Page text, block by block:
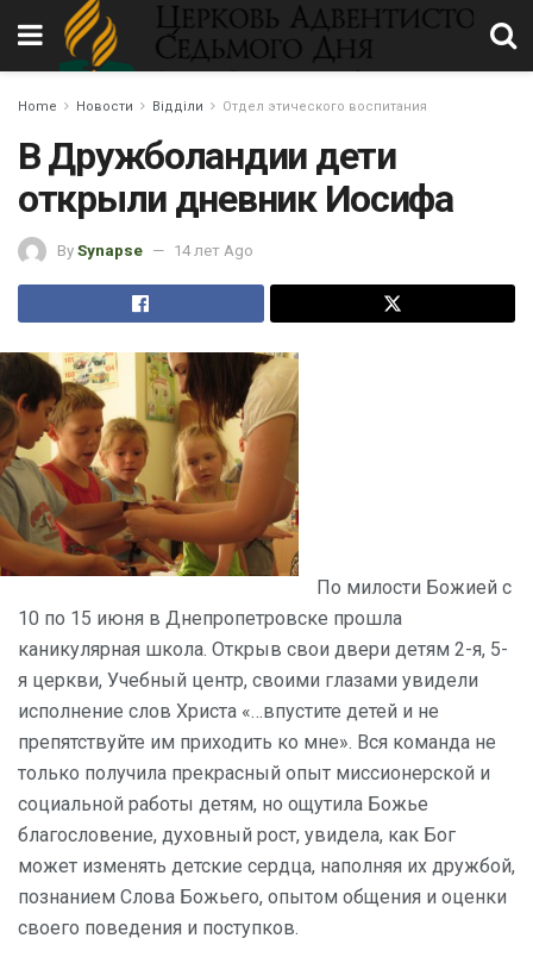
Home Новости Відділи Отдел этического воспитания
В Дружболандии дети
открыли дневник Иосифа
By Synapse 14 лет Ago
По милости Божией с
10 по 15 июня в Днепропетровске прошла
каникулярная школа. Открыв свои двери детям 2-я, 5-
я церкви, Учебный центр, своими глазами увидели
исполнение слов Христа «…впустите детей и не
препятствуйте им приходить ко мне». Вся команда не
только получила прекрасный опыт миссионерской и
социальной работы детям, но ощутила Божье
благословение, духовный рост, увидела, как Бог
может изменять детские сердца, наполняя их дружбой,
познанием Слова Божьего, опытом общения и оценки
своего поведения и поступков.